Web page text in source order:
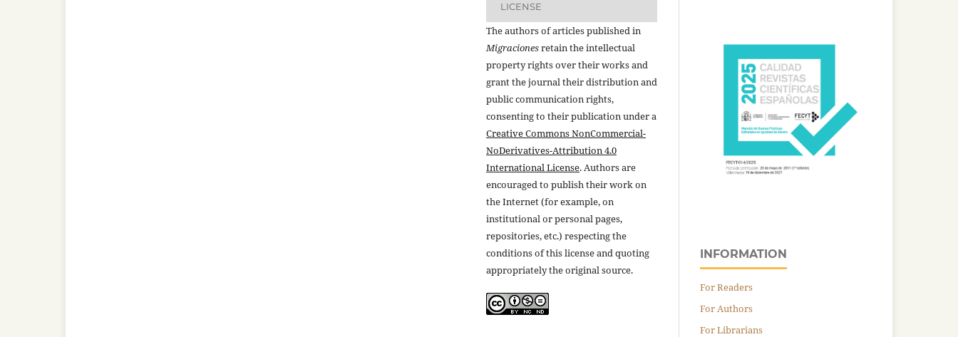
LICENSE
The authors of articles published in
Migracionesretain the intellectual
property rights over their works and
grant the journal their distribution and
public communication rights,
consenting to their publication under a
Creative Commons NonCommercial-
NoDerivatives-Attribution 4.0
International License. Authors are
encouraged to publish their work on
the Internet (for example, on
institutional or personal pages,
repositories, etc.) respecting the
conditions of this license and quoting
appropriately the original source.
INFORMATION
For Readers
For Authors
For Librarians